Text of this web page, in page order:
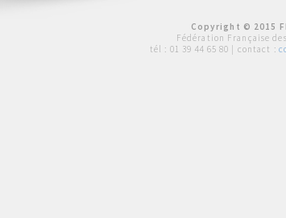
Copyright © 2015
Fédération Française
tél : 01 39 44 65 80 | contact :